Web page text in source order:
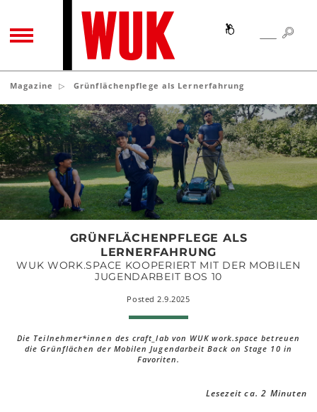
TOGGLE NAVIGATION SEARCH
Magazine Grünflächenpflege als Lernerfahrung
Grünflächenpflege
als
Lernerfahrung
GRÜNFLÄCHENPFLEGE ALS
LERNERFAHRUNG
WUK WORK.SPACE KOOPERIERT MIT DER MOBILEN
JUGENDARBEIT BOS 10
Posted 2.9.2025
Die Teilnehmer*innen des craft_lab von WUK work.space betreuen
die Grünflächen der Mobilen Jugendarbeit Back on Stage 10 in
Favoriten.
Lesezeit ca. 2 Minuten